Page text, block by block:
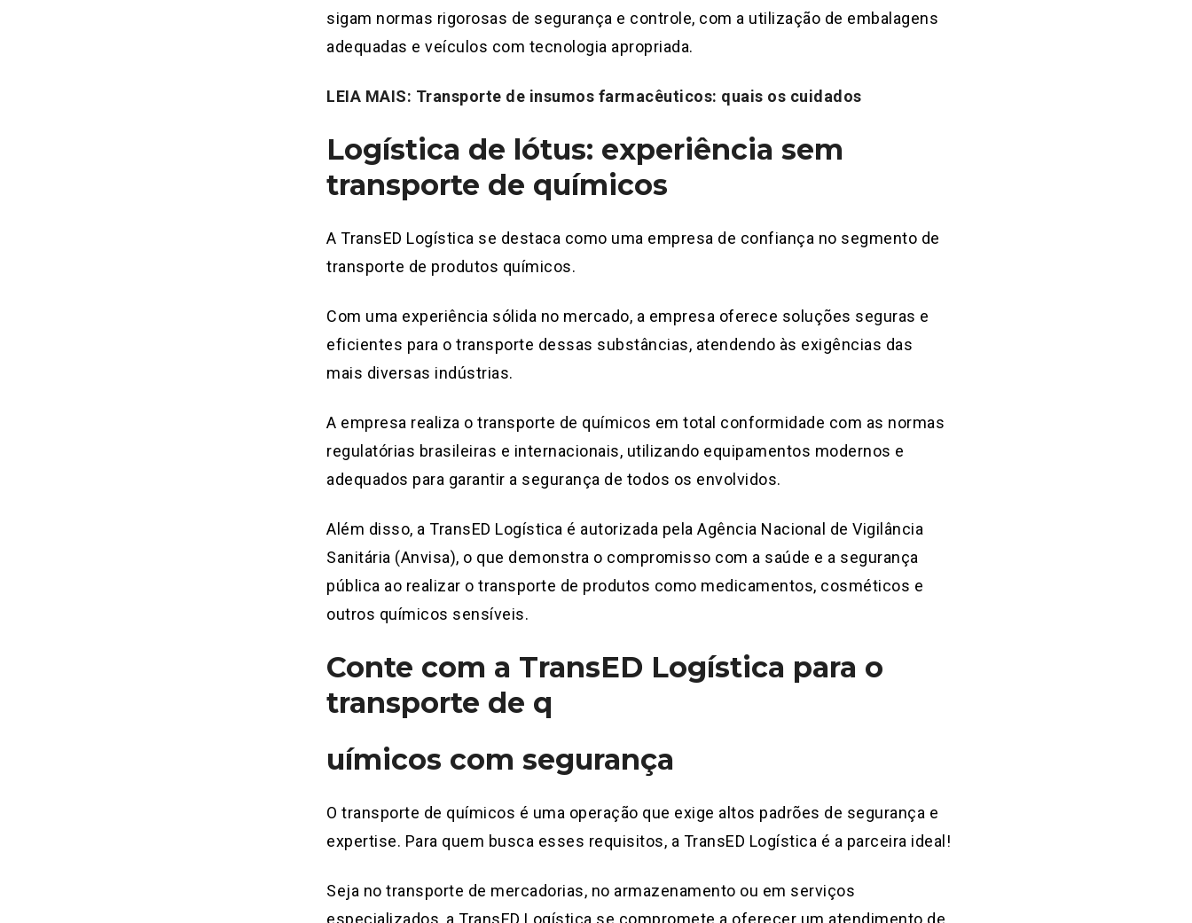
sigam normas rigorosas de segurança e controle, com a utilização de embalagens
adequadas e veículos com tecnologia apropriada.
LEIA MAIS: Transporte de insumos farmacêuticos: quais os cuidados
Logística de lótus: experiência sem
transporte de químicos
A TransED Logística se destaca como uma empresa de confiança no segmento de
transporte de produtos químicos.
Com uma experiência sólida no mercado, a empresa oferece soluções seguras e
eficientes para o transporte dessas substâncias, atendendo às exigências das
mais diversas indústrias.
A empresa realiza o transporte de químicos em total conformidade com as normas
regulatórias brasileiras e internacionais, utilizando equipamentos modernos e
adequados para garantir a segurança de todos os envolvidos.
Além disso, a TransED Logística é autorizada pela Agência Nacional de Vigilância
Sanitária (Anvisa), o que demonstra o compromisso com a saúde e a segurança
pública ao realizar o transporte de produtos como medicamentos, cosméticos e
outros químicos sensíveis.
Conte com a TransED Logística para o
transporte de q
uímicos com segurança
O transporte de químicos é uma operação que exige altos padrões de segurança e
expertise. Para quem busca esses requisitos, a TransED Logística é a parceira ideal!
Seja no transporte de mercadorias, no armazenamento ou em serviços
especializados, a TransED Logística se compromete a oferecer um atendimento de